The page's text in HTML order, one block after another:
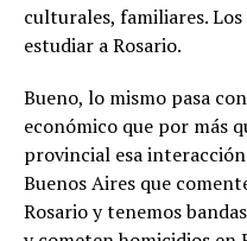
culturales, familiares.
estudiar a Rosario.
Bueno, lo mismo pasa
económico que por más
provincial esa
Buenos Aires que
Rosario y tenemos